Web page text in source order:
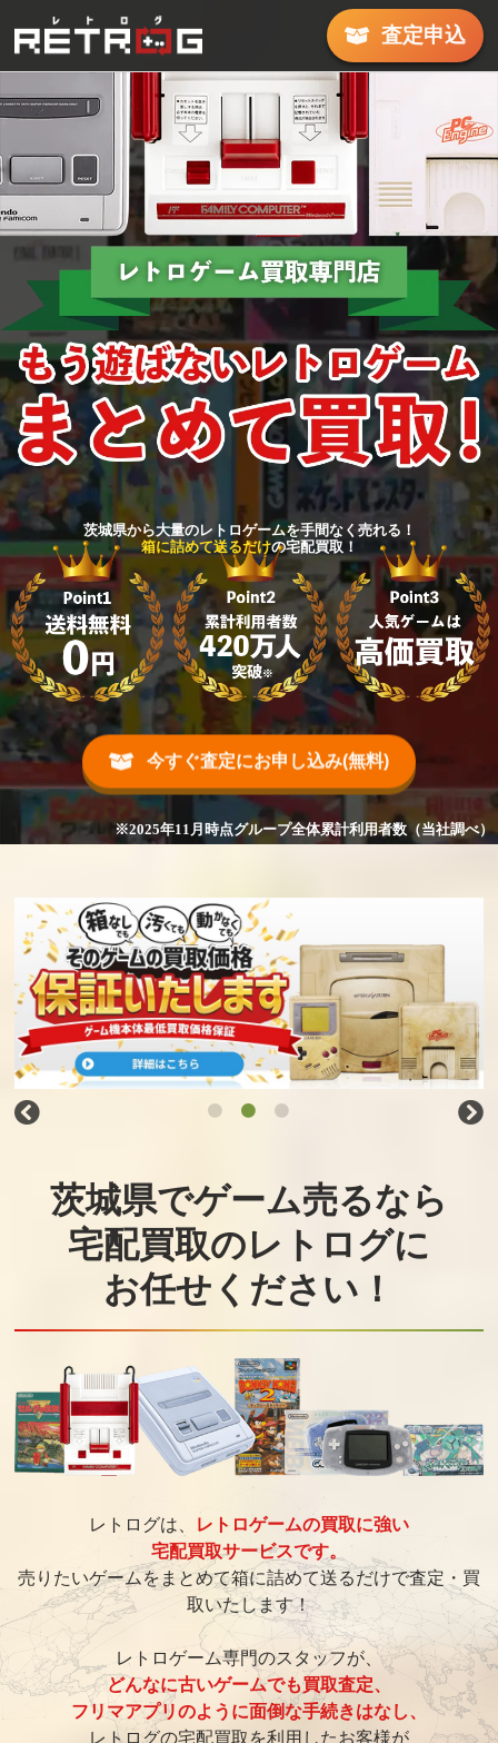
査定申込
茨城県から大量のレトロゲームを手間なく売れる！
箱に詰めて送るだけの宅配買取！
今すぐ査定にお申し込み(無料)
茨城県でゲーム売るなら
宅配買取のレトログに
お任せください！
レトログは、
レトロゲームの買取に強い
宅配買取サービスです。
売りたいゲームをまとめて箱に詰めて送るだけで査定・買
取いたします！
レトロゲーム専門のスタッフが、
どんなに古いゲームでも買取査定、
フリマアプリのように面倒な手続きはなし、
レトログの宅配買取を利用したお客様が